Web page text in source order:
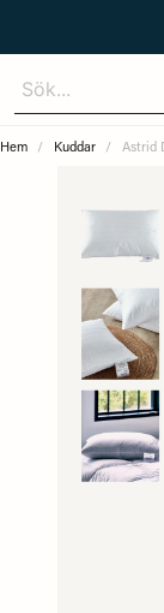
Sök...
Hem Kuddar Astrid